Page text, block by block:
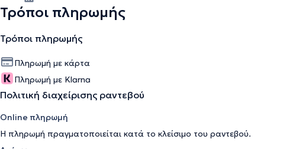
Τρόποι πληρωμής
Τρόποι πληρωμής
Πληρωμή με κάρτα
Πληρωμή με Klarna
Πολιτική διαχείρισης ραντεβού
Online πληρωμή
Η πληρωμή πραγματοποιείται κατά το κλείσιμο του ραντεβού.